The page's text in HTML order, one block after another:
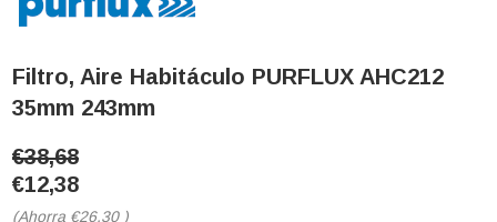
Filtro, Aire Habitáculo PURFLUX AHC212
35mm 243mm
€38,68
€12,38
(Ahorra €26,30 )